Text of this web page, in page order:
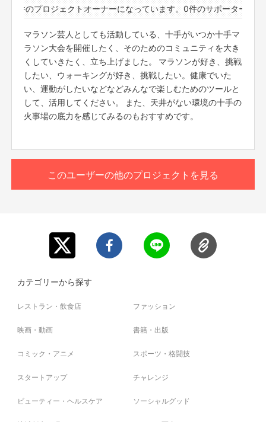
件のプロジェクトオーナーになっています。0件のサポーターと14
マラソン芸人としても活動している、十手がいつか十手マ
ラソン大会を開催したく、そのためのコミュニティを大き
くしていきたく、立ち上げました。 マラソンが好き、挑戦
したい、ウォーキングが好き、挑戦したい。健康でいた
い、運動がしたいなどなどみんなで楽しむためのツールと
して、活用してください。 また、天井がない環境の十手の
火事場の底力を感じてみるのもおすすめです。
【ご支援にあたってのご注意事項】
・雨天中止の場合がございます。前日18:00までに判断
し、ご支援者の皆さまに個別にてご連絡をさせて頂きま
す。
・中止の場合、同金額以下の別のリターンのご対応をいた
します。
・タイトルに日付が入っているものは、その日その時間で
の開催となります。同じ企画でも、日時が違いますので注
意してご支援ください。
ん。必ず予定が合うもののみご支援ください。
・迷惑メールの対策などでドメイン指定を行っている場
合、メールが受信できない場合がございます。
このユーザーの他のプロジェクトを見る
カテゴリーから探す
レストラン・飲食店 ファッション
映画・動画 書籍・出版
コミック・アニメ スポーツ・格闘技
スタートアップ チャレンジ
ビューティー・ヘルスケア ソーシャルグッド